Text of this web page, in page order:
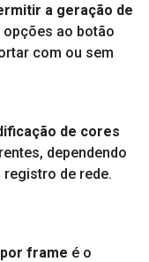
a geração de
opções ao botão
com ou sem
de cores
, dependendo
registro de rede.
frame é o